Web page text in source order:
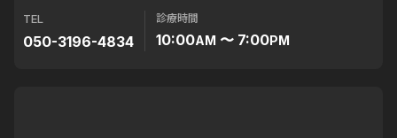
TEL
050-3196-4834
診療時間
10:00AM 〜 7:00PM